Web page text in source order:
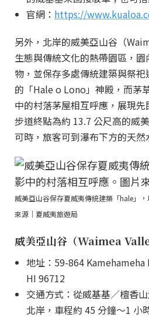
官網： https://
另外，北岸的威美亞山谷（
生態與傳統文化的熱帶園區，
物，並保存多處傳統建築與祭
的「Hale o Lono」神殿，而茅
中的村落茅屋相互呼應，展現先
步道終點為約 13.7 公尺高的威
可時，旅客可到瀑布下方的天然
威美亞山谷保存夏威夷傳統建築「hale」
來源｜夏威夷旅遊局
威美亞山谷（Waimea
地址：59-864 Kamehameha
HI 96712
交通方式：從威基基／檀香
北岸，車程約 45 分鐘～1 小